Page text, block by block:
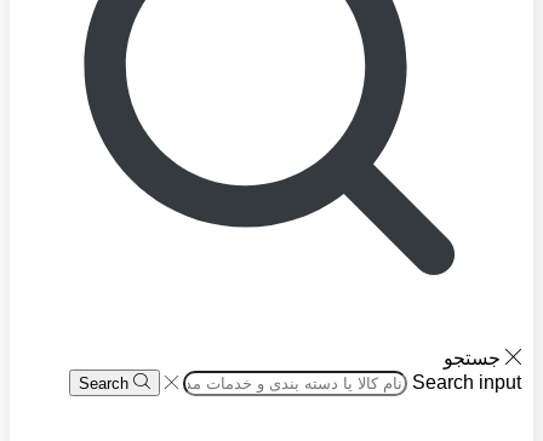
جستجو
Search input
Search